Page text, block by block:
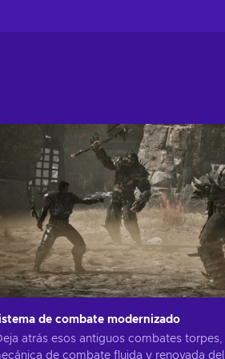
de combate modernizado
atrás esos antiguos combates
de combate fluida y renovada